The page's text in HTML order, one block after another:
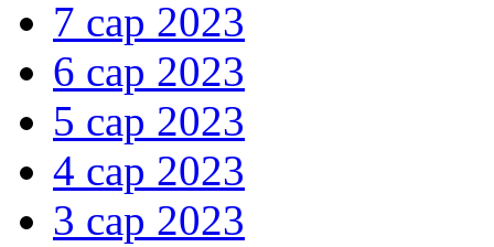
7 сар 2023
6 сар 2023
5 сар 2023
4 сар 2023
3 сар 2023